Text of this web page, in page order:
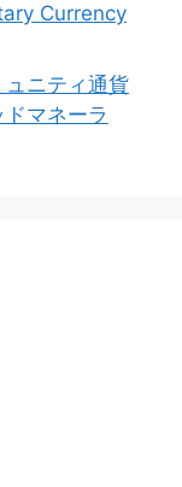
Currency
ニティ通貨
マネーラ